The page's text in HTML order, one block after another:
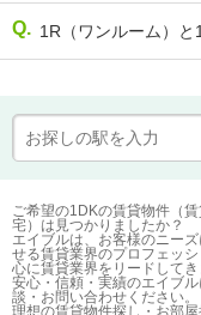
1R（ワンルーム）と
ご希望の1DKの賃貸物件（
宅）は見つかりましたか？
エイブルは、お客様のニー
せる賃貸業界のプロフェッ
心に賃貸業界をリードしてき
安心・信頼・実績のエイブ
談・お問い合わせください。
理想の賃貸物件探し・お部